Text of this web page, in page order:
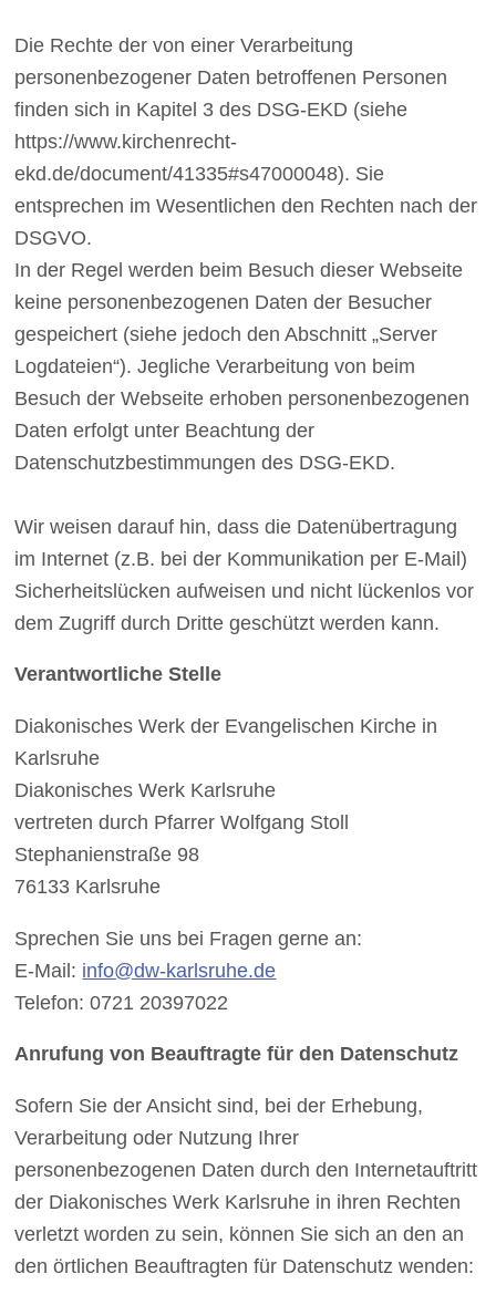
Die Rechte der von einer Verarbeitung
personenbezogener Daten betroffenen Personen
finden sich in Kapitel 3 des DSG-EKD (siehe
https://www.kirchenrecht-
ekd.de/document/41335#s47000048). Sie
entsprechen im Wesentlichen den Rechten nach der
DSGVO.
In der Regel werden beim Besuch dieser Webseite
keine personenbezogenen Daten der Besucher
gespeichert (siehe jedoch den Abschnitt „Server
Logdateien“). Jegliche Verarbeitung von beim
Besuch der Webseite erhoben personenbezogenen
Daten erfolgt unter Beachtung der
Datenschutzbestimmungen des DSG-EKD.
Wir weisen darauf hin, dass die Datenübertragung
im Internet (z.B. bei der Kommunikation per E-Mail)
Sicherheitslücken aufweisen und nicht lückenlos vor
dem Zugriff durch Dritte geschützt werden kann.
Verantwortliche Stelle
Diakonisches Werk der Evangelischen Kirche in
Karlsruhe
Diakonisches Werk Karlsruhe
vertreten durch Pfarrer Wolfgang Stoll
Stephanienstraße 98
76133 Karlsruhe
Sprechen Sie uns bei Fragen gerne an:
E-Mail: info@dw-karlsruhe.de
Telefon: 0721 20397022
Anrufung von Beauftragte für den Datenschutz
Sofern Sie der Ansicht sind, bei der Erhebung,
Verarbeitung oder Nutzung Ihrer
personenbezogenen Daten durch den Internetauftritt
der Diakonisches Werk Karlsruhe in ihren Rechten
verletzt worden zu sein, können Sie sich an den an
den örtlichen Beauftragten für Datenschutz wenden: